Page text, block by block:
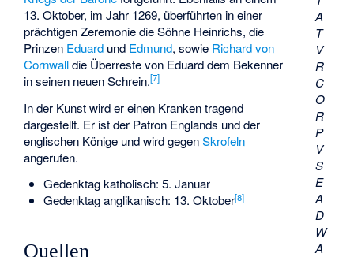
A
T
V
R
C
O
R
P
V
S
E
A
D
W
A
13. Oktober, im Jahr 1269, überführten in einer
prächtigen Zeremonie die Söhne Heinrichs, die
Prinzen Eduard und Edmund, sowie Richard von
Cornwalldie Überreste von Eduard dem Bekenner
in seinen neuen Schrein.[7]
In der Kunst wird er einen Kranken tragend
dargestellt. Er ist der Patron Englands und der
englischen Könige und wird gegenSkrofeln
angerufen.
Gedenktag katholisch: 5. Januar
Gedenktag anglikanisch: 13. Oktober[8]
Quellen